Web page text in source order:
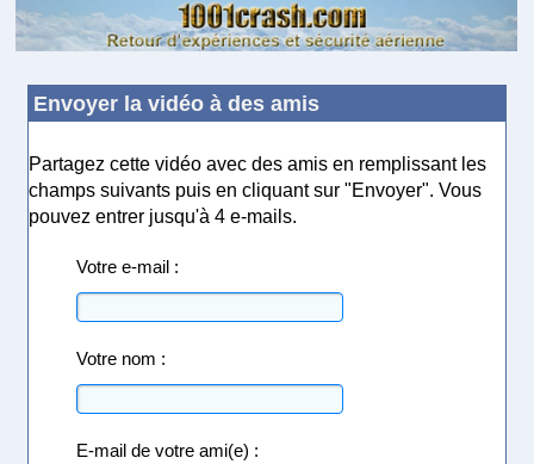
Envoyer la vidéo à des amis
Partagez cette vidéo avec des amis en remplissant les
champs suivants puis en cliquant sur "Envoyer". Vous
pouvez entrer jusqu'à 4 e-mails.
Votre e-mail :
Votre nom :
E-mail de votre ami(e) :